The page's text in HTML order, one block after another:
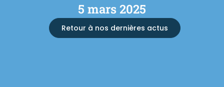
5 mars 2025
Retour à nos dernières actus